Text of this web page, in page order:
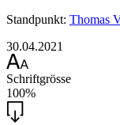
Standpunkt: Thomas
30.04.2021
Schriftgrösse
100%